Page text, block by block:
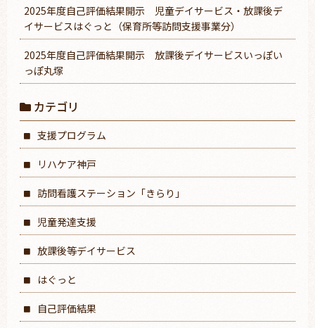
2025年度自己評価結果開示 児童デイサービス・放課後デ
イサービスはぐっと（保育所等訪問支援事業分）
2025年度自己評価結果開示 放課後デイサービスいっぽい
っぽ丸塚
カテゴリ
支援プログラム
リハケア神戸
訪問看護ステーション「きらり」
児童発達支援
放課後等デイサービス
はぐっと
自己評価結果